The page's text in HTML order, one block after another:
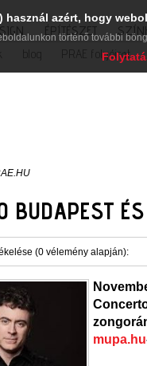
ÉPÍTÉSZET
PRAE folyóirat
BUDAPEST
(0 vélemény alapján):
mupa.hu
használ azért, hogy
történő további